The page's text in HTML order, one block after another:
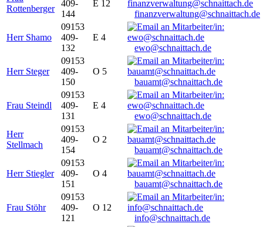
Rottenberger
409-
144
E 12
finanzverwaltung@schnaittach.de
Herr Shamo
09153
409-
132
E 4
ewo@schnaittach.de
Herr Steger
09153
409-
150
O 5
bauamt@schnaittach.de
Frau Steindl
09153
409-
131
E 4
ewo@schnaittach.de
Herr
Stellmach
09153
409-
154
O 2
bauamt@schnaittach.de
Herr Stiegler
09153
409-
151
O 4
bauamt@schnaittach.de
Frau Stöhr
09153
409-
121
O 12
info@schnaittach.de